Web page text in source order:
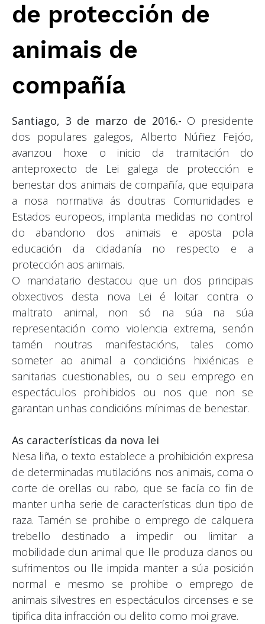
de protección de
animais de
compañía
Santiago, 3 de marzo de 2016.- O presidente
dos populares galegos, Alberto Núñez Feijóo,
avanzou hoxe o inicio da tramitación do
anteproxecto de Lei galega de protección e
benestar dos animais de compañía, que equipara
a nosa normativa ás doutras Comunidades e
Estados europeos, implanta medidas no control
do abandono dos animais e aposta pola
educación da cidadanía no respecto e a
protección aos animais.
O mandatario destacou que un dos principais
obxectivos desta nova Lei é loitar contra o
maltrato animal, non só na súa na súa
representación como violencia extrema, senón
tamén noutras manifestacións, tales como
someter ao animal a condicións hixiénicas e
sanitarias cuestionables, ou o seu emprego en
espectáculos prohibidos ou nos que non se
garantan unhas condicións mínimas de benestar.
As características da nova lei
Nesa liña, o texto establece a prohibición expresa
de determinadas mutilacións nos animais, coma o
corte de orellas ou rabo, que se facía co fin de
manter unha serie de características dun tipo de
raza. Tamén se prohibe o emprego de calquera
trebello destinado a impedir ou limitar a
mobilidade dun animal que lle produza danos ou
sufrimentos ou lle impida manter a súa posición
normal e mesmo se prohibe o emprego de
animais silvestres en espectáculos circenses e se
tipifica dita infracción ou delito como moi grave.